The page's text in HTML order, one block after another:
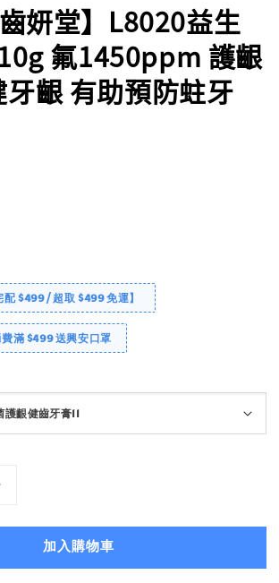
妍堂】L8020益生
氟1450ppm 護齦
齦 有助預防蛀牙
$499 / 超取 $499 免運】
滿 $499 送興安口罩
加入購物車